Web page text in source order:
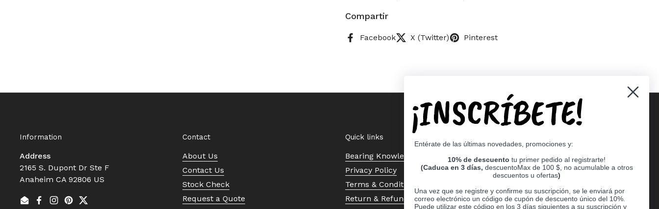
Compartir
Facebook X (Twitter) Pinterest
Information
Address
2165 S. Dupont Dr Ste F
Anaheim CA 92806 US
EmailFacebook
Instagram
Pinterest
Twitter
Contact
About Us
Contact Us
Stock Check
Request a Quote
Quick links
Bearing Knowledge Center
Privacy Policy
Terms & Conditions
Return & Refund Policy
¡INSCRÍBETE!
Entérate de las últimas novedades, promociones y:
10% de descuento tu primer pedido al registrarte!
(Caduca en 3 días, descuentoMax de 100 $, no acumulable a otros
descuentos u ofertas)
Una vez que se registre y confirme su suscripción, se le enviará por
correo electrónico un código de cupón de descuento único del 10%.
Puede utilizar este código en los 3 días siguientes a su suscripción y